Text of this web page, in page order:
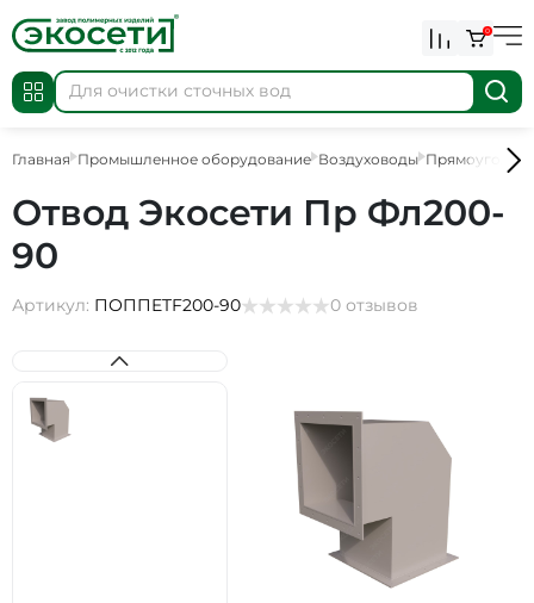
0
Главная Промышленное оборудование Воздуховоды
Отвод Экосети Пр Фл200-
90
Артикул: ПОППETF200-90 0 отзывов